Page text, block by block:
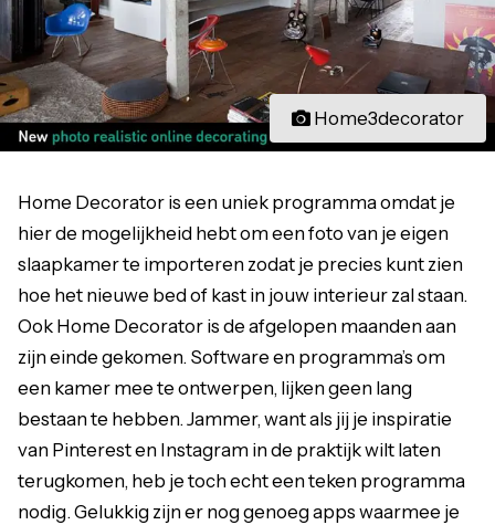
Home3decorator
Home Decorator is een uniek programma omdat je
hier de mogelijkheid hebt om een foto van je eigen
slaapkamer te importeren zodat je precies kunt zien
hoe het nieuwe bed of kast in jouw interieur zal staan.
Ook Home Decorator is de afgelopen maanden aan
zijn einde gekomen. Software en programma’s om
een kamer mee te ontwerpen, lijken geen lang
bestaan te hebben. Jammer, want als jij je inspiratie
van Pinterest en Instagram in de praktijk wilt laten
terugkomen, heb je toch echt een teken programma
nodig. Gelukkig zijn er nog genoeg apps waarmee je